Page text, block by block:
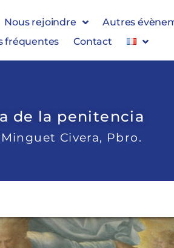
Nous rejoindre
Autres
fréquentes
Contact
de la penitencia
Minguet Civera, Pbro.